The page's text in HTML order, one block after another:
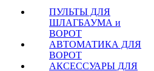
ПУЛЬТЫ ДЛЯ
ШЛАГБАУМА и
ВОРОТ
АВТОМАТИКА ДЛЯ
ВОРОТ
АКСЕССУАРЫ ДЛЯ